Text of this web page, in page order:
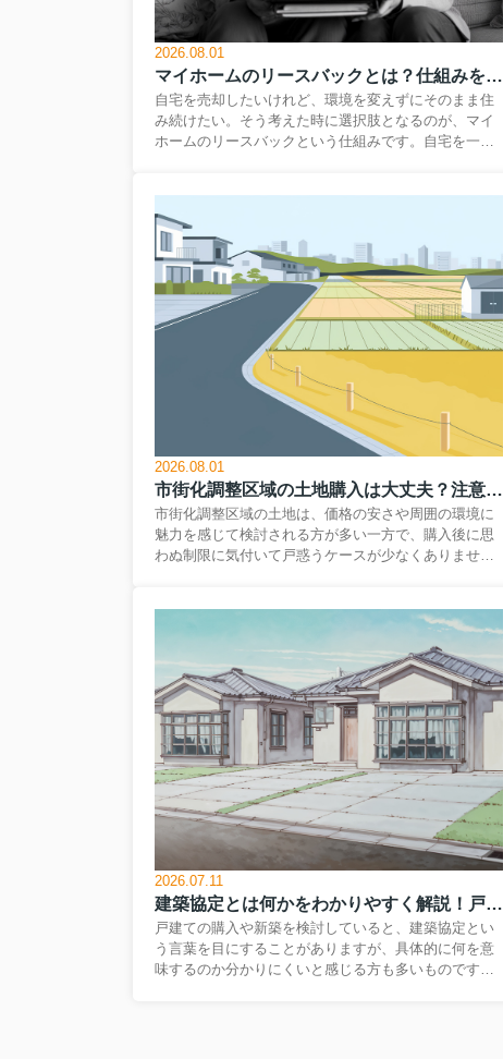
2026.08.01
マイホームのリースバックとは？仕組みをわかりやすく解説
自宅を売却したいけれど、環境を変えずにそのまま住
み続けたい。そう考えた時に選択肢となるのが、マイ
ホームのリースバックという仕組みです。自宅を一度
ます。ただし、家賃の負担や契約期間、買い戻しの条
件など、あらかじめ理解しておきたいポイントも少な
くありません。この記事では、自宅を売却しても住み
続けたい方に向けて、マイホームリースバックの基本
的な仕組みから、具体的な条件、メリットとリスク、
検討の進め方までをやさしく解説します。まずは全体
像をつかみ、自分に合う制...
2026.08.01
市街化調整区域の土地購入は大丈夫？注意点を押さえて失敗を防ぐ方法
市街化調整区域の土地は、価格の安さや周囲の環境に
魅力を感じて検討される方が多い一方で、購入後に思
わぬ制限に気付いて戸惑うケースが少なくありませ
必要になるのかを理解しておかなければ、安全な土地
購入判断はできません。さらに、都市計画法上の位置
付けだけでなく、農地指定やインフラ状況、将来の売
却や融資のしやすさなど、事前に確認すべき注意点は
多岐にわたります。この記事では、市街化調整区域の
土地購入を検討している方に向けて、基礎知識から具
体的なリスク、そして後悔しないための確認ポイント
までを整理して解説します。...
2026.07.11
建築協定とは何かをわかりやすく解説！戸建て購入前に知るべきポイントを紹介
戸建ての購入や新築を検討していると、建築協定とい
う言葉を目にすることがありますが、具体的に何を意
味するのか分かりにくいと感じる方も多いものです。